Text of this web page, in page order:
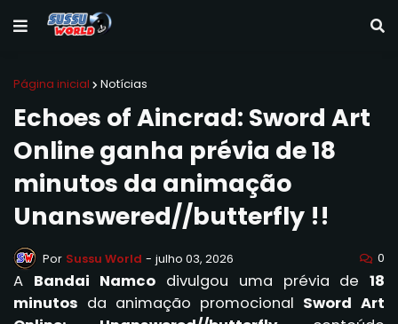
Página inicial Notícias
Echoes of Aincrad: Sword Art
Online ganha prévia de 18
minutos da animação
Unanswered//butterfly !!
Por Sussu World - julho 03, 2026 0
A Bandai Namco divulgou uma prévia de18
minutos da animação promocional Sword Art